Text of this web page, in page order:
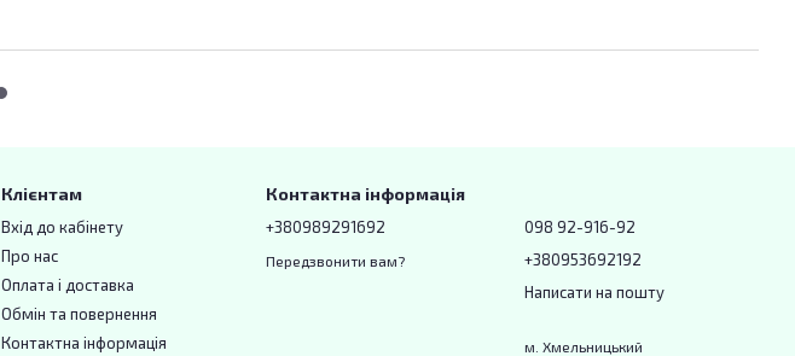
Клієнтам
Вхід до кабінету
Про нас
Оплата і доставка
Обмін та повернення
Контактна інформація
Контактна інформація
+380989291692
Передзвонити вам?
098 92-916-92
+380953692192
Написати на пошту
м. Хмельницький